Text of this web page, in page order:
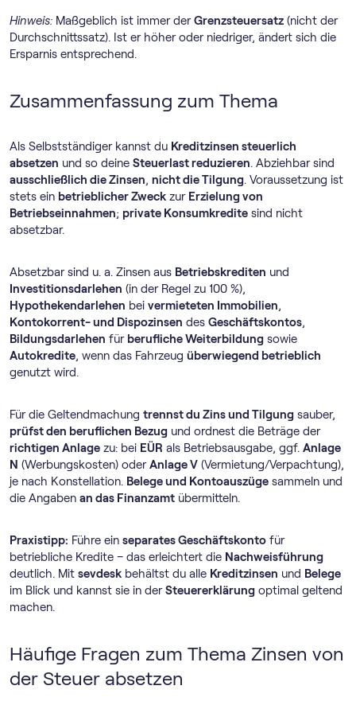
Hinweis: Maßgeblich ist immer derGrenzsteuersatz (nicht der
Durchschnittssatz). Ist er höher oder niedriger, ändert sich die
Ersparnis entsprechend.
Zusammenfassung zum Thema
Als Selbstständiger kannst du Kreditzinsen steuerlich
absetzen und so deine Steuerlast reduzieren. Abziehbar sind
ausschließlich die Zinsen, nicht die Tilgung. Voraussetzung ist
stets ein betrieblicher Zweck zur Erzielung von
Betriebseinnahmen; private Konsumkredite sind nicht
absetzbar.
Absetzbar sind u. a. Zinsen aus Betriebskrediten und
Investitionsdarlehen (in der Regel zu 100 %),
Hypothekendarlehen bei vermieteten Immobilien,
Kontokorrent- und Dispozinsen des Geschäftskontos,
Bildungsdarlehen für berufliche Weiterbildung sowie
Autokredite, wenn das Fahrzeug überwiegend betrieblich
genutzt wird.
Für die Geltendmachung trennst du Zins und Tilgung sauber,
prüfst den beruflichen Bezug und ordnest die Beträge der
richtigen Anlage zu: bei EÜR als Betriebsausgabe, ggf. Anlage
N (Werbungskosten) oderAnlage V (Vermietung/Verpachtung),
je nach Konstellation. Belege und Kontoauszüge sammeln und
die Angaben an das Finanzamt übermitteln.
Praxistipp: Führe ein separates Geschäftskonto für
betriebliche Kredite – das erleichtert die Nachweisführung
deutlich. Mit sevdesk behältst du alle Kreditzinsen und Belege
im Blick und kannst sie in derSteuererklärung optimal geltend
machen.
Häufige Fragen zum Thema Zinsen von
der Steuer absetzen